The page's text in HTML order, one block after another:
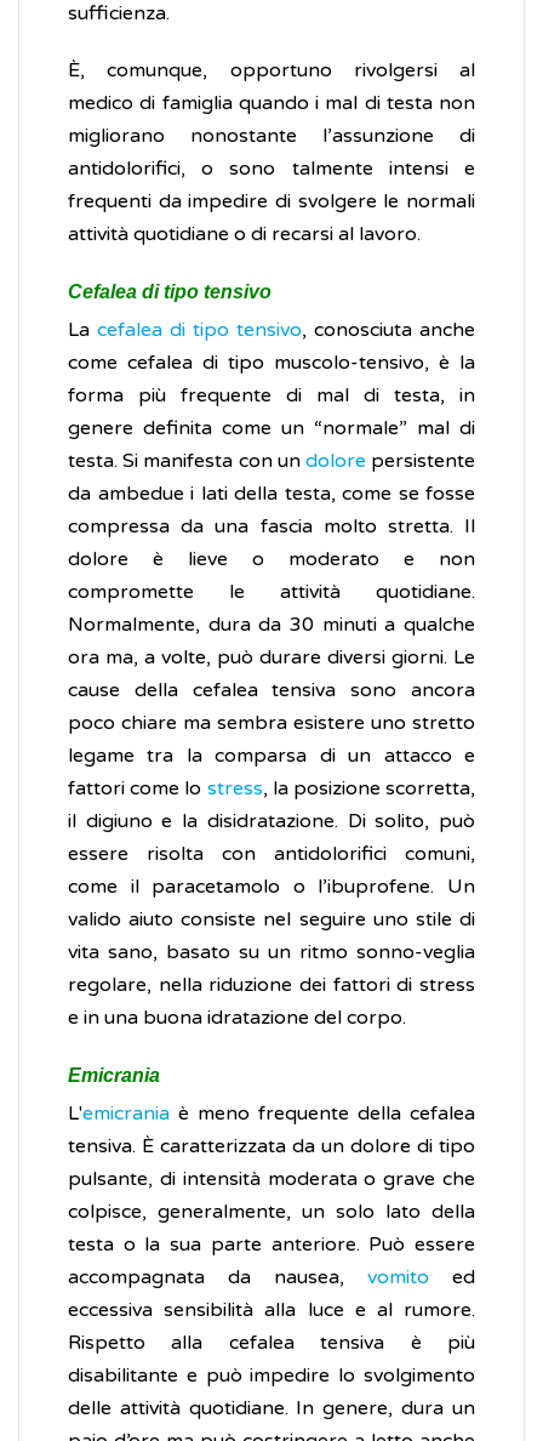
sufficienza.
È, comunque, opportuno rivolgersi al
medico di famiglia quando i mal di testa non
migliorano nonostante l’assunzione di
antidolorifici, o sono talmente intensi e
frequenti da impedire di svolgere le normali
attività quotidiane o di recarsi al lavoro.
Cefalea di tipo tensivo
La cefalea di tipo tensivo, conosciuta anche
come cefalea di tipo muscolo-tensivo, è la
forma più frequente di mal di testa, in
genere definita come un “normale” mal di
testa. Si manifesta con un dolore persistente
da ambedue i lati della testa, come se fosse
compressa da una fascia molto stretta. Il
dolore è lieve o moderato e non
compromette le attività quotidiane.
Normalmente, dura da 30 minuti a qualche
ora ma, a volte, può durare diversi giorni. Le
cause della cefalea tensiva sono ancora
poco chiare ma sembra esistere uno stretto
legame tra la comparsa di un attacco e
fattori come lo stress, la posizione scorretta,
il digiuno e la disidratazione. Di solito, può
essere risolta con antidolorifici comuni,
come il paracetamolo o l’ibuprofene. Un
valido aiuto consiste nel seguire uno stile di
vita sano, basato su un ritmo sonno-veglia
regolare, nella riduzione dei fattori di stress
e in una buona idratazione del corpo.
Emicrania
L'emicrania è meno frequente della cefalea
tensiva. È caratterizzata da un dolore di tipo
pulsante, di intensità moderata o grave che
colpisce, generalmente, un solo lato della
testa o la sua parte anteriore. Può essere
accompagnata da nausea, vomito ed
eccessiva sensibilità alla luce e al rumore.
Rispetto alla cefalea tensiva è più
disabilitante e può impedire lo svolgimento
delle attività quotidiane. In genere, dura un